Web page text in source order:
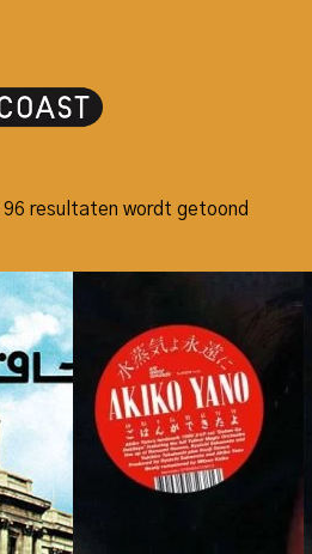
resultaten wordt getoond